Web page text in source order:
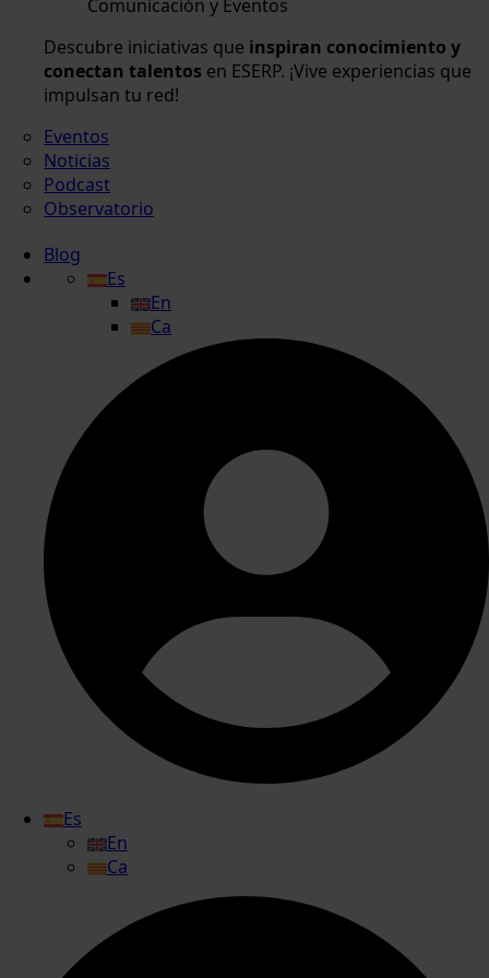
Comunicación y Eventos
Descubre iniciativas que inspiran conocimiento y
conectan talentos en ESERP. ¡Vive experiencias que
impulsan tu red!
Eventos
Noticias
Podcast
Observatorio
Blog
Es
En
Ca
Es
En
Ca